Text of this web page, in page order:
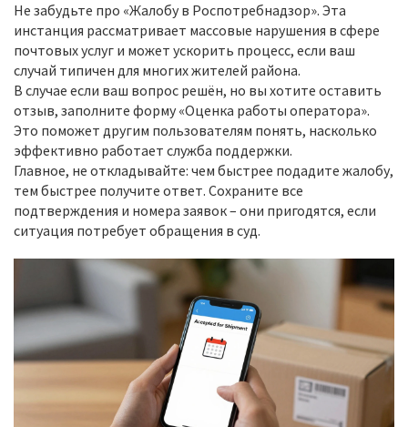
Не забудьте про «Жалобу в Роспотребнадзор». Эта
инстанция рассматривает массовые нарушения в сфере
почтовых услуг и может ускорить процесс, если ваш
случай типичен для многих жителей района.
В случае если ваш вопрос решён, но вы хотите оставить
отзыв, заполните форму «Оценка работы оператора».
Это поможет другим пользователям понять, насколько
эффективно работает служба поддержки.
Главное, не откладывайте: чем быстрее подадите жалобу,
тем быстрее получите ответ. Сохраните все
подтверждения и номера заявок – они пригодятся, если
ситуация потребует обращения в суд.